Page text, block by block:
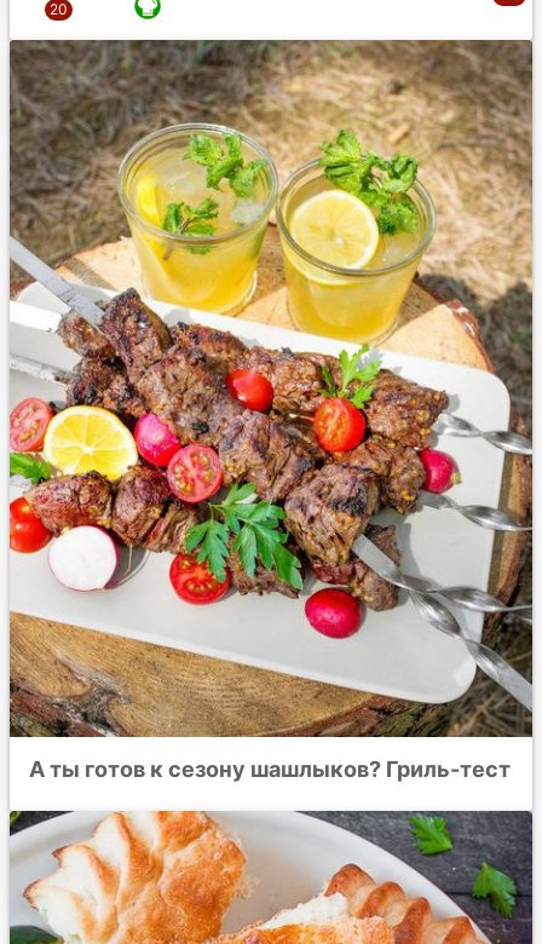
А ты готов к сезону шашлыков? Гриль-тест